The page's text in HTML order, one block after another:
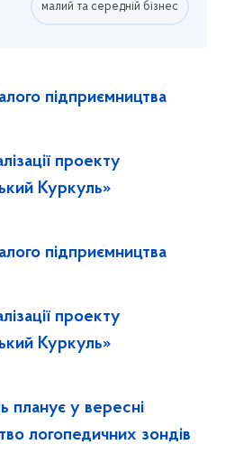
малий та середній бізнес
підприємництва
проекту
Куркуль»
підприємництва
проекту
Куркуль»
планує у вересні
логопедичних зондів